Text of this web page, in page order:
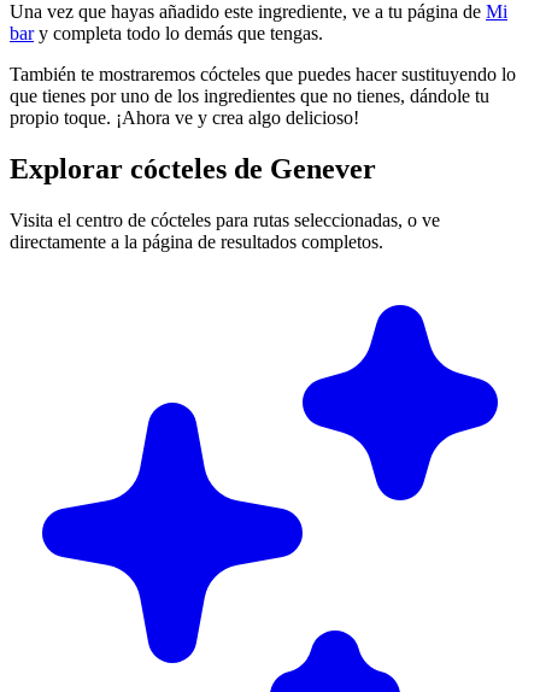
Una vez que hayas añadido este ingrediente, ve a tu página de Mi
bary completa todo lo demás que tengas.
También te mostraremos cócteles que puedes hacer sustituyendo lo
que tienes por uno de los ingredientes que no tienes, dándole tu
propio toque. ¡Ahora ve y crea algo delicioso!
Explorar cócteles de Genever
Visita el centro de cócteles para rutas seleccionadas, o ve
directamente a la página de resultados completos.